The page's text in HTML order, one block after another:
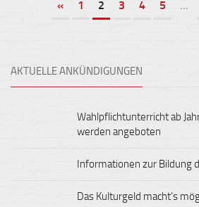
« 1 2 3 4 5 ...
AKTUELLE ANKÜNDIGUNGEN
Wahlpflichtunterricht ab
werden angeboten
Informationen zur Bildung
Das Kulturgeld macht’s